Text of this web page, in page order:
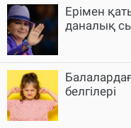
Ерімен
даналық
белгілері